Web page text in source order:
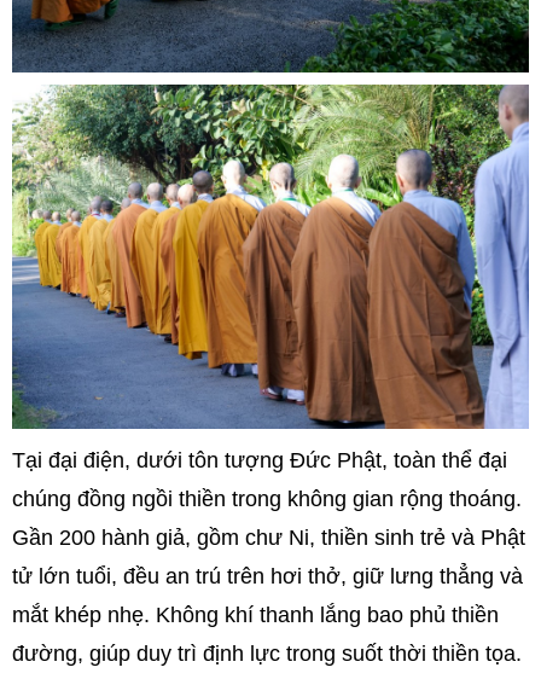
Tại đại điện, dưới tôn tượng Đức Phật, toàn thể đại
chúng đồng ngồi thiền trong không gian rộng thoáng.
Gần 200 hành giả, gồm chư Ni, thiền sinh trẻ và Phật
tử lớn tuổi, đều an trú trên hơi thở, giữ lưng thẳng và
mắt khép nhẹ. Không khí thanh lắng bao phủ thiền
đường, giúp duy trì định lực trong suốt thời thiền tọa.